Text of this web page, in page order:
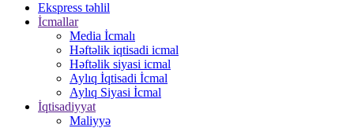
Ekspress təhlil
İcmallar
Media İcmalı
Həftəlik iqtisadi icmal
Həftəlik siyasi icmal
Aylıq İqtisadi İcmal
Aylıq Siyasi İcmal
İqtisadiyyat
Maliyyə